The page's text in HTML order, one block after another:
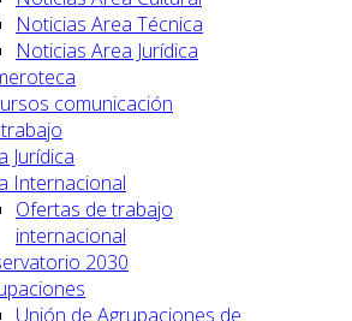
Noticias Area Técnica
Noticias Area Jurídica
comunicación
Jurídica
Internacional
Ofertas de trabajo
internacional
2030
Unión de Agrupaciones de